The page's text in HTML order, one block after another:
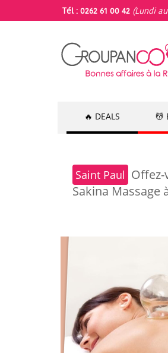
Tél : 0262 61 00 42 (Lundi
🔥 DEALS 💆
Saint Paul
Sakina Massage